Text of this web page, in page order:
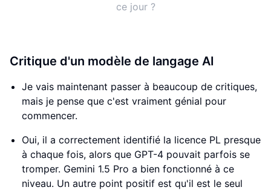
ce jour ?
Critique d'un modèle de langage AI
Je vais maintenant passer à beaucoup de critiques,
mais je pense que c'est vraiment génial pour
commencer.
Oui, il a correctement identifié la licence PL presque
à chaque fois, alors que GPT-4 pouvait parfois se
tromper. Gemini 1.5 Pro a bien fonctionné à ce
niveau. Un autre point positif est qu'il est le seul